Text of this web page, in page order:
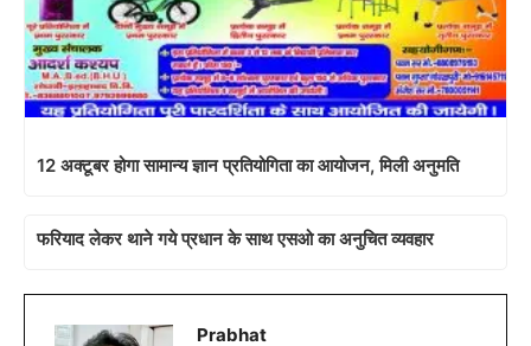
12 अक्टूबर होगा सामान्य ज्ञान प्रतियोगिता का आयोजन, मिली अनुमति
फरियाद लेकर थाने गये प्रधान के साथ एसओ का अनुचित व्यवहार
Prabhat